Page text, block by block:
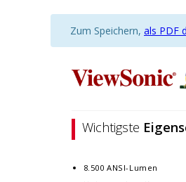
Zum Speichern, als PDF
Wichtigste
8.500 ANSI-Lumen